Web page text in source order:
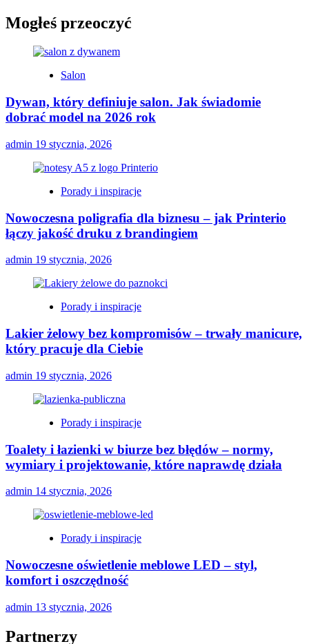
Mogłeś przeoczyć
Salon
Dywan, który definiuje salon. Jak świadomie
dobrać model na 2026 rok
admin 19 stycznia, 2026
Porady i inspiracje
Nowoczesna poligrafia dla biznesu – jak Printerio
łączy jakość druku z brandingiem
admin 19 stycznia, 2026
Porady i inspiracje
Lakier żelowy bez kompromisów – trwały manicure,
który pracuje dla Ciebie
admin 19 stycznia, 2026
Porady i inspiracje
Toalety i łazienki w biurze bez błędów – normy,
wymiary i projektowanie, które naprawdę działa
admin 14 stycznia, 2026
Porady i inspiracje
Nowoczesne oświetlenie meblowe LED – styl,
komfort i oszczędność
admin 13 stycznia, 2026
Partnerzy